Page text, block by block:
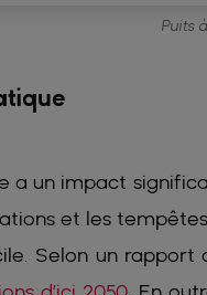
Puits
a un impact
et les
Selon un rapport